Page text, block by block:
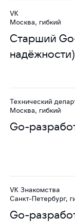
Старший
надёжности)
VK
Москва, гибкий
Go-
Технический
Москва, гибкий
Go-
VK Знакомства
Санкт-Петербург,